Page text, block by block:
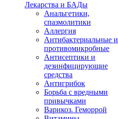
Лекарства и БАДы
Анальгетики,
спазмолитики
Аллергия
Антибактериальные и
противомикробные
Антисептики и
дезинфицирующие
средства
Антигрибок
Борьба с вредными
привычками
Варикоз. Геморрой